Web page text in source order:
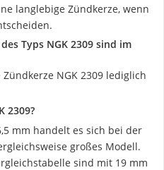
langlebige Zündkerze, wenn
Typs NGK 2309 sind im
NGK 2309 lediglich
2309?
mm handelt es sich bei der
großes Modell.
sind mit 19 mm